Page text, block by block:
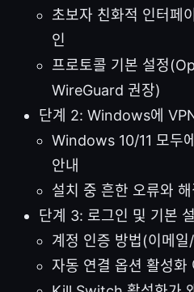
초보자 친화적 인터페
인
프로토콜 기본 설정
WireGuard 권장)
단계 2: Windows에
Windows 10/11 모두
안내
설치 중 흔한 오류와
단계 3: 로그인 및 기본
계정 인증 방법(이메
자동 연결 옵션 활성화